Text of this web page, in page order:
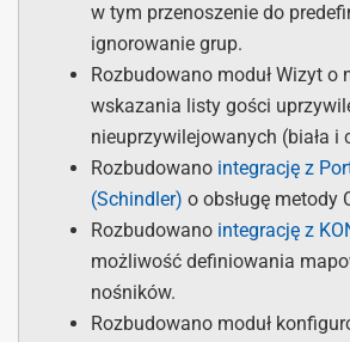
w tym przenoszenie do
ignorowanie grup.
Rozbudowano moduł Wizyt o
wskazania listy gości
nieuprzywilejowanych (biała i
Rozbudowano integrację z
(Schindler) o obsługę metody
Rozbudowano integrację z
możliwość definiowania
nośników.
Rozbudowano moduł